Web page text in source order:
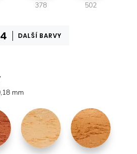
378 502
DALŠÍ BARVY
mm